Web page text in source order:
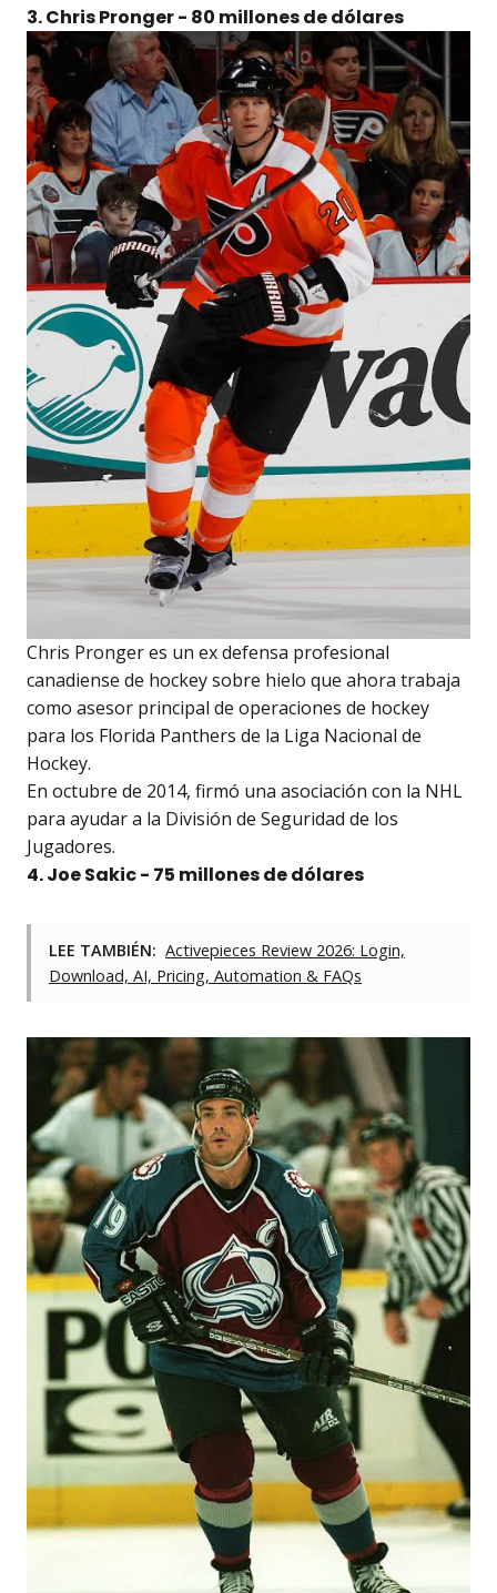
3. Chris Pronger - 80 millones de dólares
Chris Pronger es un ex defensa profesional
canadiense de hockey sobre hielo que ahora trabaja
como asesor principal de operaciones de hockey
para los Florida Panthers de la Liga Nacional de
Hockey.
En octubre de 2014, firmó una asociación con la NHL
para ayudar a la División de Seguridad de los
Jugadores.
4. Joe Sakic - 75 millones de dólares
LEE TAMBIÉN: Activepieces Review 2026: Login,
Download, AI, Pricing, Automation & FAQs